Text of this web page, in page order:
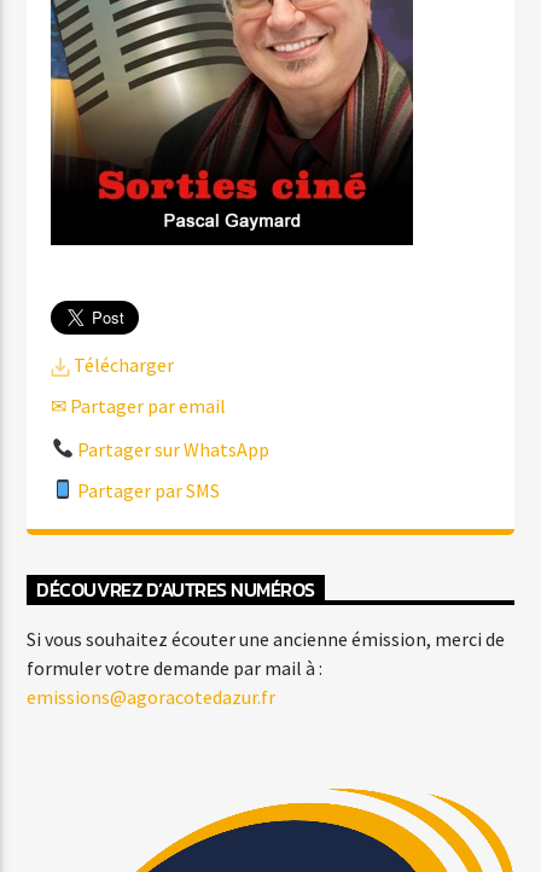
Télécharger
✉ Partager par email
Partager sur WhatsApp
Partager par SMS
DÉCOUVREZ D’AUTRES NUMÉROS
Si vous souhaitez écouter une ancienne émission, merci de
formuler votre demande par mail à :
emissions@agoracotedazur.fr